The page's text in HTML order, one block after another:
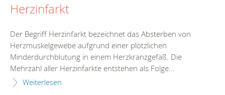
Herzinfarkt
Der Begriff Herzinfarkt bezeichnet das Absterben von
Herzmuskelgewebe aufgrund einer plötzlichen
Minderdurchblutung in einem Herzkranzgefäß. Die
Mehrzahl aller Herzinfarkte entstehen als Folge...
Weiterlesen